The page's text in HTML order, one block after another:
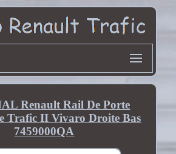
Renault Rail De Porte
Trafic II Vivaro Droite Bas
7459000QA